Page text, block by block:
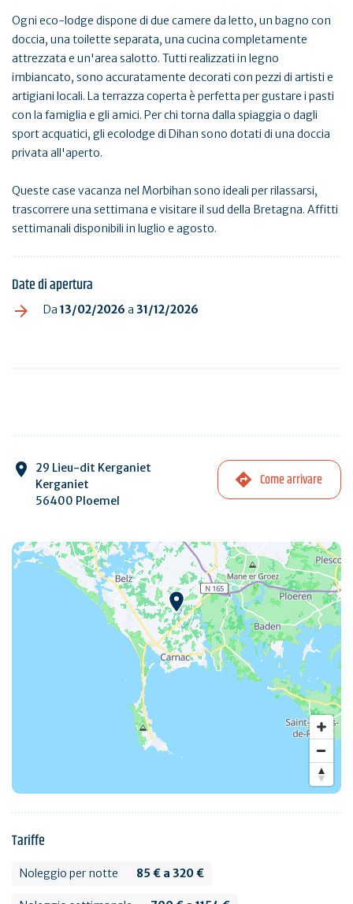
Ogni eco-lodge dispone di due camere da letto, un bagno con
doccia, una toilette separata, una cucina completamente
attrezzata e un'area salotto. Tutti realizzati in legno
imbiancato, sono accuratamente decorati con pezzi di artisti e
artigiani locali. La terrazza coperta è perfetta per gustare i pasti
con la famiglia e gli amici. Per chi torna dalla spiaggia o dagli
sport acquatici, gli ecolodge di Dihan sono dotati di una doccia
privata all'aperto.
Queste case vacanza nel Morbihan sono ideali per rilassarsi,
trascorrere una settimana e visitare il sud della Bretagna. Affitti
settimanali disponibili in luglio e agosto.
Date di apertura
Da 13/02/2026 a 31/12/2026
29 Lieu-dit Kerganiet
Kerganiet
56400 Ploemel
Come arrivare
Tariffe
Noleggio per notte 85 € a 320 €